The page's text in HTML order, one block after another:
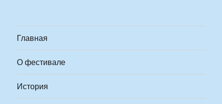
Главная
О фестивале
История